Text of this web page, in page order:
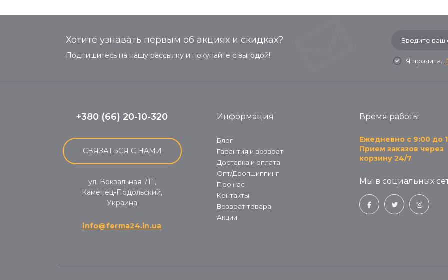
Хотите узнавать первым об акциях и скидках?
Подпишитесь на нашу рассылку и покупайте с выгодой!
Я прочитал
+380 (66) 20-10-320
СВЯЗАТЬСЯ С НАМИ
ул. Вокзальная 71Г,
Каменец-Подольский,
Украина
info@ferma24.in.ua
Информация
Блог
Гарантия и возврат
Доставка и оплата
Опт/Дропшиппинг
Про нас
Контакты
Возврат товара
Акции
Время работы
Ежедневно с 9:00 до
Прием заказов через
корзину 24/7
Мы в социальных